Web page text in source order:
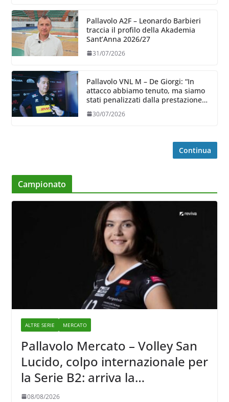
Pallavolo A2F – Leonardo Barbieri
traccia il profilo della Akademia
Sant’Anna 2026/27
31/07/2026
Pallavolo VNL M – De Giorgi: “In
attacco abbiamo tenuto, ma siamo
stati penalizzati dalla prestazione
in ricezione, è la prima volta”
30/07/2026
Continua
Campionato
ALTRE SERIE MERCATO
Pallavolo Mercato – Volley San
Lucido, colpo internazionale per
la Serie B2: arriva la
schiacciatrice lettone Kristine
08/08/2026